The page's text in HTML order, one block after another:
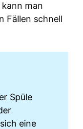
man
Fällen schnell
Spüle
eine